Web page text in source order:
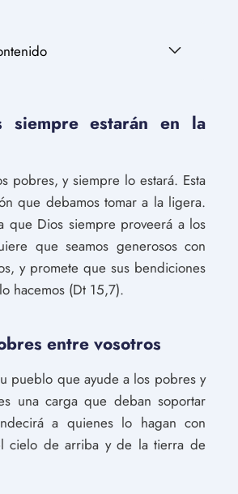
siempre estarán en la
pobres, y siempre lo estará. Esta
que debamos tomar a la ligera.
que Dios siempre proveerá a los
que seamos generosos con
y promete que sus bendiciones
hacemos (Dt 15,7).
entre vosotros
pueblo que ayude a los pobres y
una carga que deban soportar
a quienes lo hagan con
cielo de arriba y de la tierra de